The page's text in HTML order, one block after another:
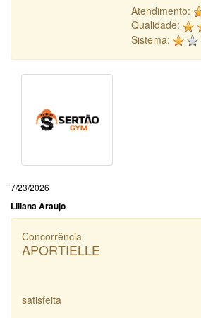
Atendimento:
Qualidade:
Sistema:
7/23/2026
Liliana Araujo
Concorrência
APORTIELLE
satisfeita